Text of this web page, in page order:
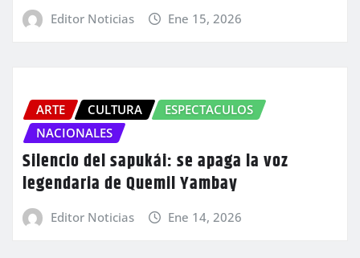
Editor Noticias Ene 15, 2026
ARTE CULTURA
ESPECTACULOS
NACIONALES
Silencio del sapukái: se apaga la voz
legendaria de Quemil Yambay
Editor Noticias Ene 14, 2026